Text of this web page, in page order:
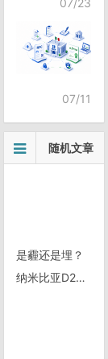
07/11
随机文章
是霾还是埋？
纳米比亚D25/0108